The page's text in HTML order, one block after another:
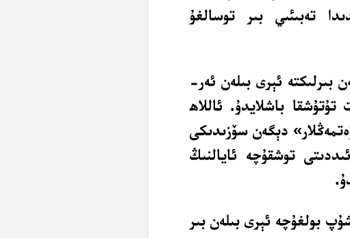
تەبىئىي بىر توسالغۇ
بىرلىكتە ئېرى بىلەن ئەر-
باشلايدۇ. ئاللاھ
دېگەن سۆزىدىكى
توشقۇچە ئايالنىڭ
بولغۇچە ئېرى بىلەن بىر